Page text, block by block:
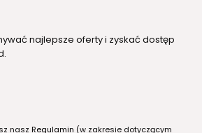
najlepsze oferty i zyskać dostęp
nasz Regulamin (w zakresie dotyczącym